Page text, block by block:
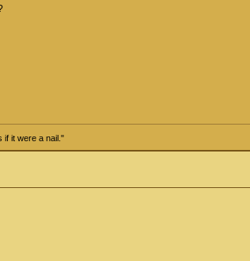
if it were a nail."